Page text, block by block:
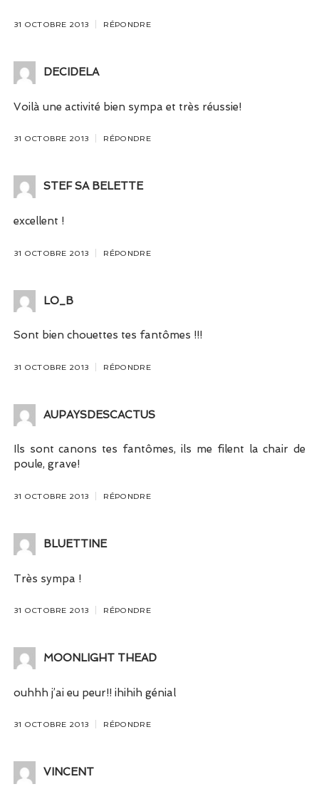
31 OCTOBRE 2013 RÉPONDRE
DECIDELA
Voilà une activité bien sympa et très réussie!
31 OCTOBRE 2013 RÉPONDRE
STEF SA BELETTE
excellent !
31 OCTOBRE 2013 RÉPONDRE
LO_B
Sont bien chouettes tes fantômes !!!
31 OCTOBRE 2013 RÉPONDRE
AUPAYSDESCACTUS
Ils sont canons tes fantômes, ils me filent la chair de
poule, grave!
31 OCTOBRE 2013 RÉPONDRE
BLUETTINE
Très sympa !
31 OCTOBRE 2013 RÉPONDRE
MOONLIGHT THEAD
ouhhh j’ai eu peur!! ihihih génial
31 OCTOBRE 2013 RÉPONDRE
VINCENT